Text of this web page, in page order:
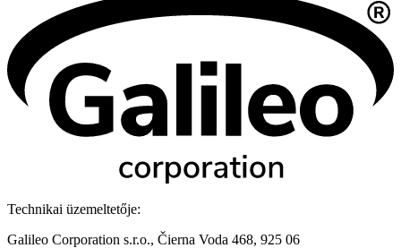
Technikai üzemeltetője:
Galileo Corporation s.r.o., Čierna Voda 468, 925 06